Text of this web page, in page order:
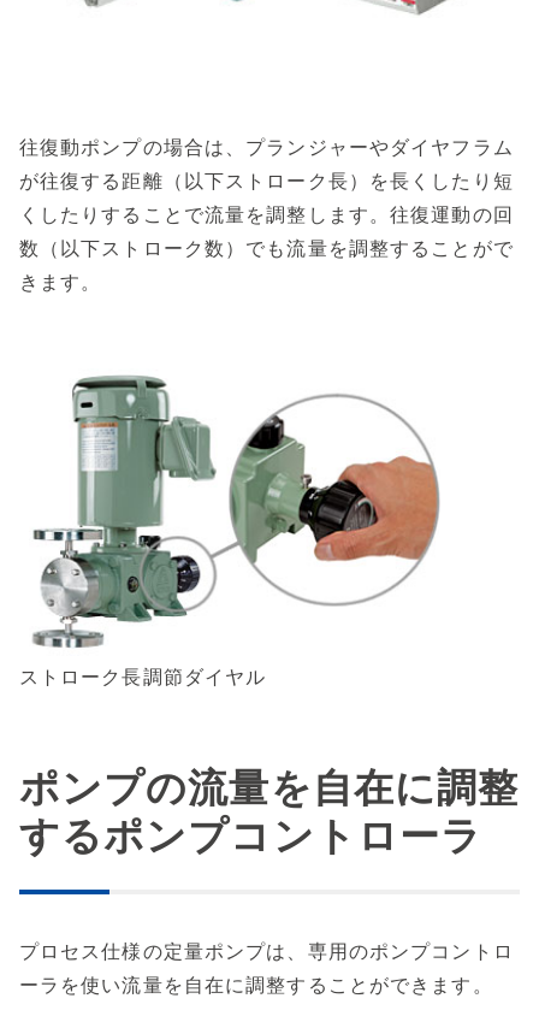
往復動ポンプの場合は、プランジャーやダイヤフラム
が往復する距離（以下ストローク長）を長くしたり短
くしたりすることで流量を調整します。往復運動の回
数（以下ストローク数）でも流量を調整することがで
きます。
ストローク長調節ダイヤル
ポンプの流量を自在に調整
するポンプコントローラ
プロセス仕様の定量ポンプは、専用のポンプコントロ
ーラを使い流量を自在に調整することができます。